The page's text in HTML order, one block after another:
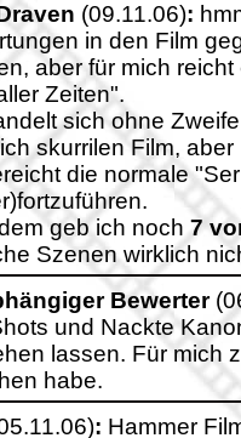
(09.11.06):
in den Film
aber für mich
Zeiten".
sich ohne
skurrilen Film,
die normale
geb ich noch 7
Szenen wirklich
Bewerter
und Nackte
lassen. Für mich
habe.
: Hammer